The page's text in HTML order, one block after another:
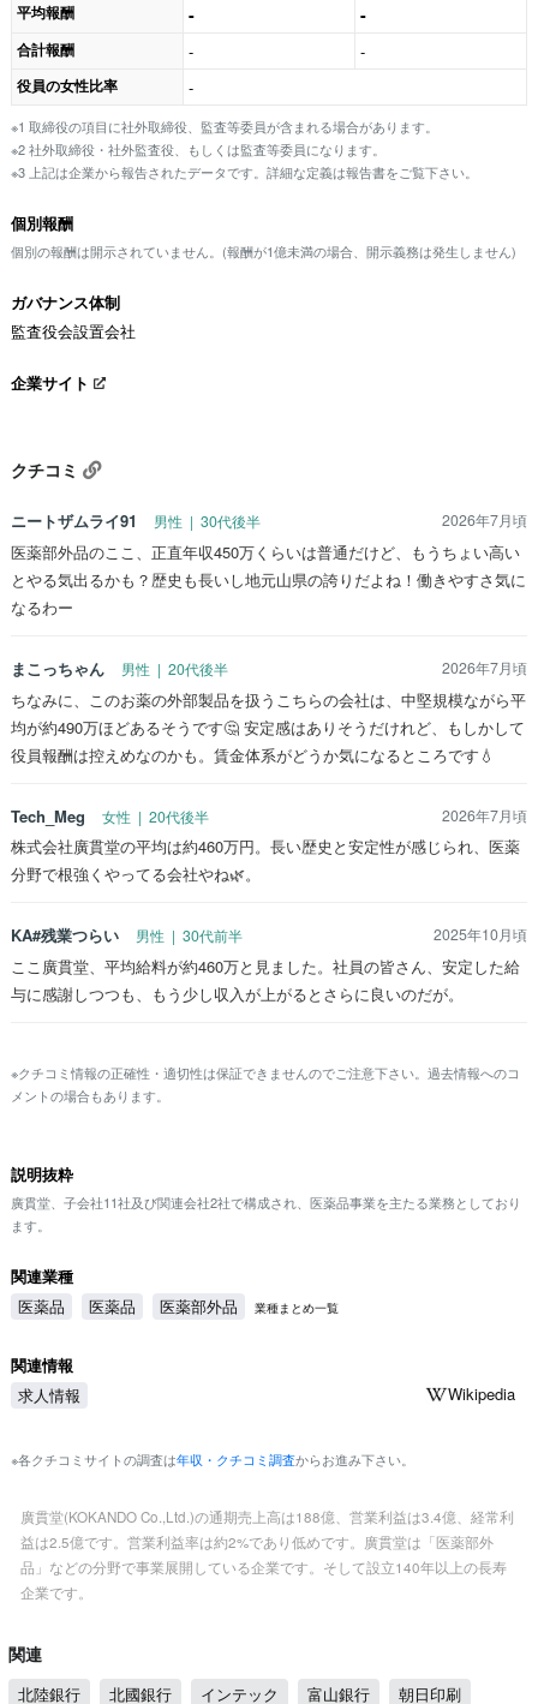
平均報酬 - -
合計報酬 - -
役員の女性比率 -
※1 取締役の項目に社外取締役、監査等委員が含まれる場合があります。
※2 社外取締役・社外監査役、もしくは監査等委員になります。
※3 上記は企業から報告されたデータです。詳細な定義は報告書をご覧下さい。
個別報酬
個別の報酬は開示されていません。(報酬が1億未満の場合、開示義務は発生しません)
ガバナンス体制
監査役会設置会社
企業サイト
クチコミ
ニートザムライ91 男性 | 30代後半 2026年7月頃
医薬部外品のここ、正直年収450万くらいは普通だけど、もうちょい高い
とやる気出るかも？歴史も長いし地元山県の誇りだよね！働きやすさ気に
なるわー
まこっちゃん 男性 | 20代後半 2026年7月頃
ちなみに、このお薬の外部製品を扱うこちらの会社は、中堅規模ながら平
均が約490万ほどあるそうです🤔 安定感はありそうだけれど、もしかして
役員報酬は控えめなのかも。賃金体系がどうか気になるところです💧
Tech_Meg 女性 | 20代後半 2026年7月頃
株式会社廣貫堂の平均は約460万円。長い歴史と安定性が感じられ、医薬
分野で根強くやってる会社やね🌿。
KA#残業つらい 男性 | 30代前半 2025年10月頃
ここ廣貫堂、平均給料が約460万と見ました。社員の皆さん、安定した給
与に感謝しつつも、もう少し収入が上がるとさらに良いのだが。
※クチコミ情報の正確性・適切性は保証できませんのでご注意下さい。過去情報へのコ
メントの場合もあります。
説明抜粋
廣貫堂、子会社11社及び関連会社2社で構成され、医薬品事業を主たる業務としており
ます。
関連業種
医薬品
医薬品 医薬部外品 業種まとめ一覧
関連情報
求人情報
Wikipedia
※各クチコミサイトの調査は年収・クチコミ調査からお進み下さい。
廣貫堂(KOKANDO Co.,Ltd.)の通期売上高は188億、営業利益は3.4億、経常利
益は2.5億です。営業利益率は約2%であり低めです。廣貫堂は「医薬部外
品」などの分野で事業展開している企業です。そして設立140年以上の長寿
企業です。
関連
北陸銀行 北國銀行 インテック 富山銀行 朝日印刷